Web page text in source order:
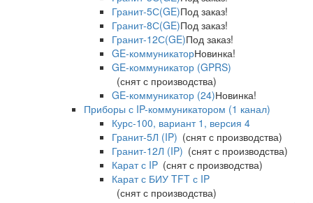
Гранит-5С(GE)Под заказ!
Гранит-8С(GE)Под заказ!
Гранит-12С(GE)Под заказ!
GE-коммуникаторНовинка!
GE-коммуникатор (GPRS)
(снят с производства)
GE-коммуникатор (24)Новинка!
Приборы с IP-коммуникатором (1 канал)
Курс-100, вариант 1, версия 4
Гранит-5Л (IP) (снят с производства)
Гранит-12Л (IP) (снят с производства)
Карат с IP (снят с производства)
Карат с БИУ TFT с IP
(снят с производства)